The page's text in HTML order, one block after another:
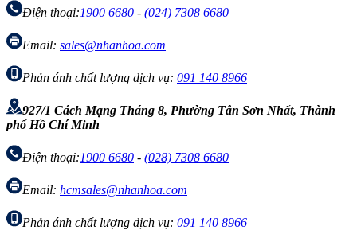
Điện thoại:1900 6680 - (024) 7308 6680
Email: sales@nhanhoa.com
Phản ánh chất lượng dịch vụ: 091 140 8966
927/1 Cách Mạng Tháng 8, Phường Tân Sơn Nhất, Thành
phố Hồ Chí Minh
Điện thoại:1900 6680 - (028) 7308 6680
Email: hcmsales@nhanhoa.com
Phản ánh chất lượng dịch vụ: 091 140 8966